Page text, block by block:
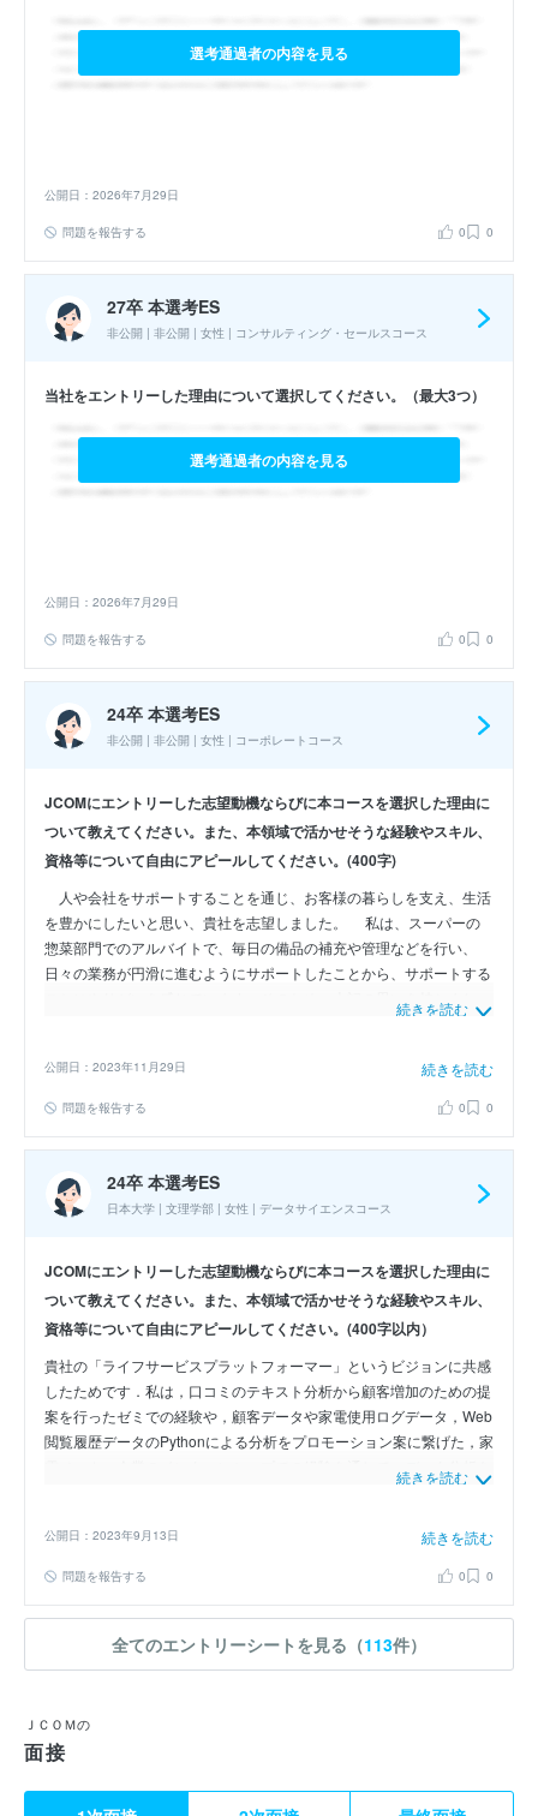
選考通過者の内容を見る
公開日：2026年7月29日
問題を報告する 0 0
27卒 本選考ES
非公開 | 非公開 | 女性 | コンサルティング・セールスコース
当社をエントリーした理由について選択してください。（最大3つ）
選考通過者の内容を見る
公開日：2026年7月29日
問題を報告する 0 0
24卒 本選考ES
非公開 | 非公開 | 女性 | コーポレートコース
JCOMにエントリーした志望動機ならびに本コースを選択した理由に
ついて教えてください。また、本領域で活かせそうな経験やスキル、
資格等について自由にアピールしてください。(400字)
人や会社をサポートすることを通じ、お客様の暮らしを支え、生活
を豊かにしたいと思い、貴社を志望しました。 私は、スーパーの
惣菜部門でのアルバイトで、毎日の備品の補充や管理などを行い、
日々の業務が円滑に進むようにサポートしたことから、サポートする
た。 貴社は、幅広い事業を通じてお客様の暮らしを支え、生活を
また、財務状況を把握し、組織全体をサポートしたいと考え、経理
職を志望しています。私は、日商簿記3級の資格を持っており、現在
サポートしたいと考え、貴社の経理職を志望しています。
続きを読む
公開日：2023年11月29日 続きを読む
問題を報告する 0 0
24卒 本選考ES
日本大学 | 文理学部 | 女性 | データサイエンスコース
JCOMにエントリーした志望動機ならびに本コースを選択した理由に
ついて教えてください。また、本領域で活かせそうな経験やスキル、
資格等について自由にアピールしてください。(400字以内）
貴社の「ライフサービスプラットフォーマー」というビジョンに共感
したためです．私は，口コミのテキスト分析から顧客増加のための提
案を行ったゼミでの経験や，顧客データや家電使用ログデータ，Web
閲覧履歴データのPythonによる分析をプロモーション案に繋げた，家
マーケティングに活用する楽しさややりがいを実感しました．これら
したいと考えています．プロパーティデータを所持し，ケーブル・プ
ラットフォーム事業やメディア・エンタテイメント事業の幅広い事業
くのお客様のニーズに合ったサービス提供ができると考えました．
これまでの経験を活かしながら，新たな知識やスキルを吸収し，1人
でも多くの方の豊かな生活の実現に貢献したいです．
続きを読む
公開日：2023年9月13日 続きを読む
問題を報告する 0 0
全てのエントリーシートを見る（113件）
ＪＣＯＭの
面接